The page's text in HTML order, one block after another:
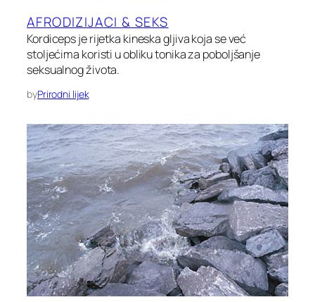
AFRODIZIJACI & SEKS
Kordiceps je rijetka kineska gljiva koja se već
stoljećima koristi u obliku tonika za poboljšanje
seksualnog života.
byPrirodni lijek